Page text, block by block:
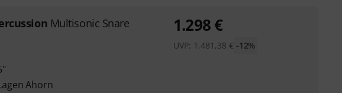
Multisonic Snare
Ahorn
1.298€
UVP: 1.481,38 € -12%